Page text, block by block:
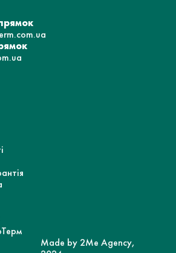
Made by 2Me Agency,